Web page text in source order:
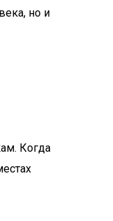
но и
Когда